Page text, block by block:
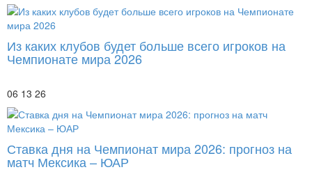
Из каких клубов будет больше всего игроков на
Чемпионате мира 2026
06 13 26
Ставка дня на Чемпионат мира 2026: прогноз на
матч Мексика – ЮАР